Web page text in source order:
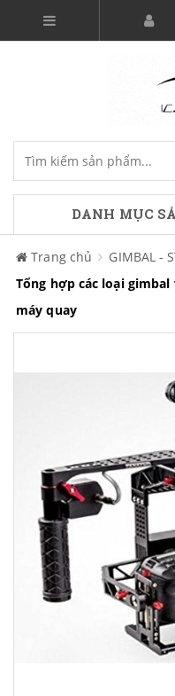
DANH MỤC
Trang chủ
GIMBAL -
Tổng hợp các loại
máy quay